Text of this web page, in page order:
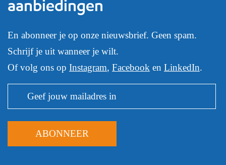
aanbiedingen
En abonneer je op onze nieuwsbrief. Geen spam.
Schrijf je uit wanneer je wilt.
Of volg ons op Instagram, Facebook en LinkedIn.